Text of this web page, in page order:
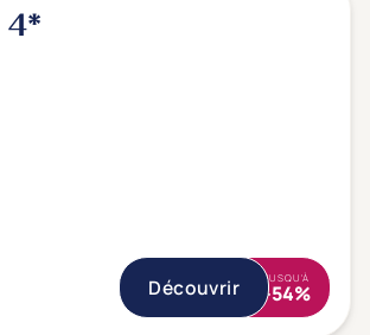
4*
Découvrir JUSQU'À
-54%